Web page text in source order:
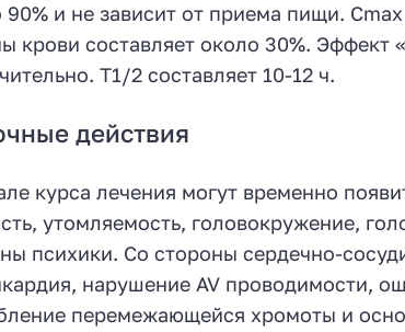
90% и не зависит от приема пищи.
крови составляет около 30%. Эффект
Т1/2 составляет 10-12 ч.
действия
курса лечения могут временно
утомляемость, головокружение,
психики. Со стороны сердечно-
нарушение AV проводимости,
перемежающейся хромоты и